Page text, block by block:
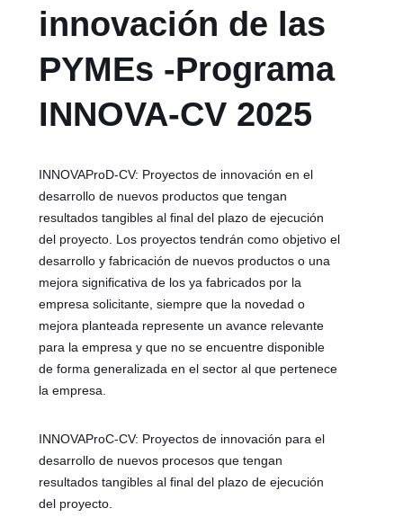
innovación de las
PYMEs -Programa
INNOVA-CV 2025
INNOVAProD-CV: Proyectos de innovación en el
desarrollo de nuevos productos que tengan
resultados tangibles al final del plazo de ejecución
del proyecto. Los proyectos tendrán como objetivo el
desarrollo y fabricación de nuevos productos o una
mejora significativa de los ya fabricados por la
empresa solicitante, siempre que la novedad o
mejora planteada represente un avance relevante
para la empresa y que no se encuentre disponible
de forma generalizada en el sector al que pertenece
la empresa.
INNOVAProC-CV: Proyectos de innovación para el
desarrollo de nuevos procesos que tengan
resultados tangibles al final del plazo de ejecución
del proyecto.